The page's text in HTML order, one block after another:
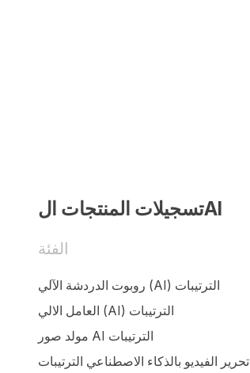
تسجيلات المنتجات الAI
الفئة
روبوت الدردشة الآلي (AI) الترتيبات
العامل الالي (AI) الترتيبات
مولد صور AI الترتيبات
تحرير الفيديو بالذكاء الاصطناعي الترتيبات